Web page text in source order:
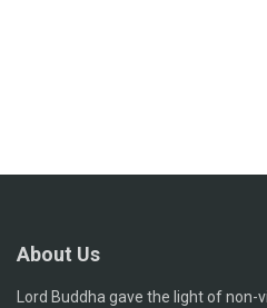
About Us
Lord Buddha gave the light of non-